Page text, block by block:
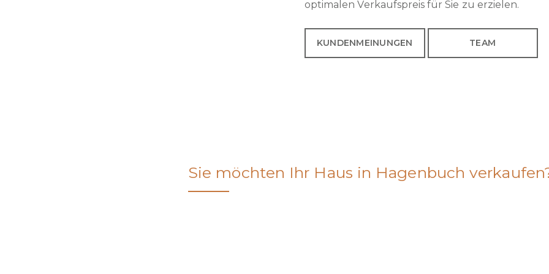
optimalen Verkaufspreis für Sie zu erzielen.
KUNDENMEINUNGEN TEAM
Sie möchten Ihr Haus in Hagenbuch